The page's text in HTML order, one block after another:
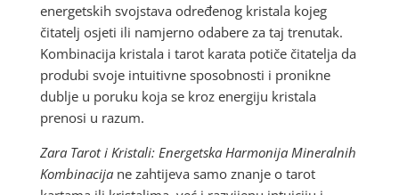
energetskih svojstava određenog kristala kojeg
čitatelj osjeti ili namjerno odabere za taj trenutak.
Kombinacija kristala i tarot karata potiče čitatelja da
produbi svoje intuitivne sposobnosti i pronikne
dublje u poruku koja se kroz energiju kristala
prenosi u razum.
Zara Tarot i Kristali: Energetska Harmonija Mineralnih
Kombinacijane zahtijeva samo znanje o tarot